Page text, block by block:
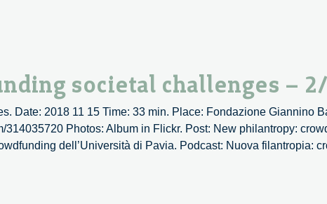
societal challenges –
Date: 2018 11 15 Time: 33 min. Place: Fondazione Giannino
Photos: Album in Flickr. Post: New philantropy:
dell’Università di Pavia. Podcast: Nuova filantropia: